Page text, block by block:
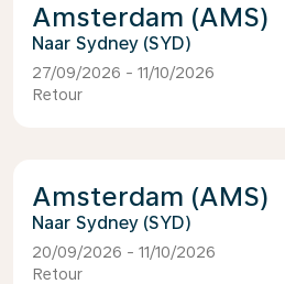
Amsterdam (AMS)
Sydney (SYD)
27/09/2026 - 11/10/2026
Retour
Amsterdam (AMS)
Sydney (SYD)
20/09/2026 - 11/10/2026
Retour